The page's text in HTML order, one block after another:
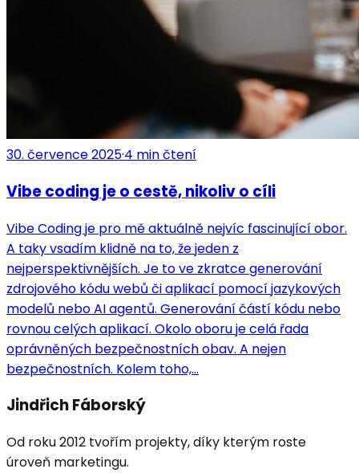
30. července 2025·4 min čtení
Vibe coding je o cestě, nikoliv o cíli
Vibe Coding je pro mě aktuálně nejvíc fascinující obor.
A taky vsadím klidně na to, že jeden z
nejperspektivnějších. Je to ve zkratce generování
zdrojového kódu webů či aplikací pomocí jazykových
modelů nebo AI agentů. Generování částí kódu nebo
rovnou celých aplikací. Okolo oboru je celá řada
oprávněných bezpečnostních obav. A nejen
bezpečnostních. Kolem toho,...
Jindřich Fáborský
Od roku 2012 tvořím projekty, díky kterým roste
úroveň marketingu.